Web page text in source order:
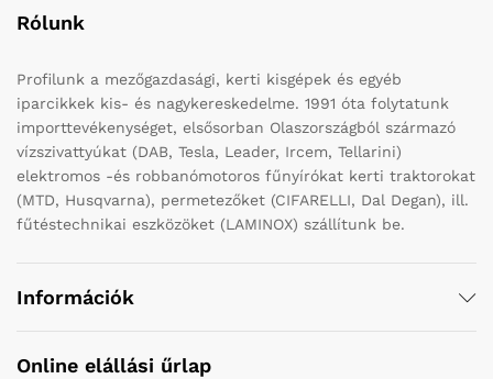
Rólunk
Profilunk a mezőgazdasági, kerti kisgépek és egyéb
iparcikkek kis- és nagykereskedelme. 1991 óta folytatunk
importtevékenységet, elsősorban Olaszországból származó
vízszivattyúkat (DAB, Tesla, Leader, Ircem, Tellarini)
elektromos -és robbanómotoros fűnyírókat kerti traktorokat
(MTD, Husqvarna), permetezőket (CIFARELLI, Dal Degan), ill.
fűtéstechnikai eszközöket (LAMINOX) szállítunk be.
Információk
Online elállási űrlap